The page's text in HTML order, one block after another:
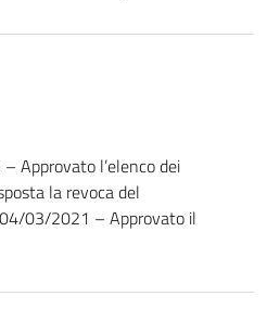
Approvato l’elenco dei
la revoca del
03/2021 – Approvato il